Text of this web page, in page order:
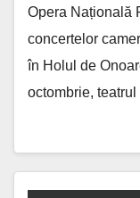
Opera Națională
concertelor
în Holul de
octombrie,